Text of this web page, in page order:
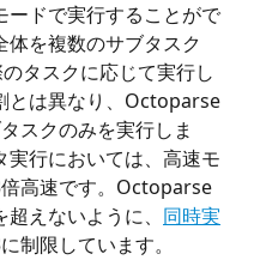
ードで実行することがで
を複数のサブタスク
タスクに応じて実行し
とは異なり、Octoparse
スクのみを実行しま
行においては、高速モ
高速です。Octoparse
えないように、 同時実
制限しています。